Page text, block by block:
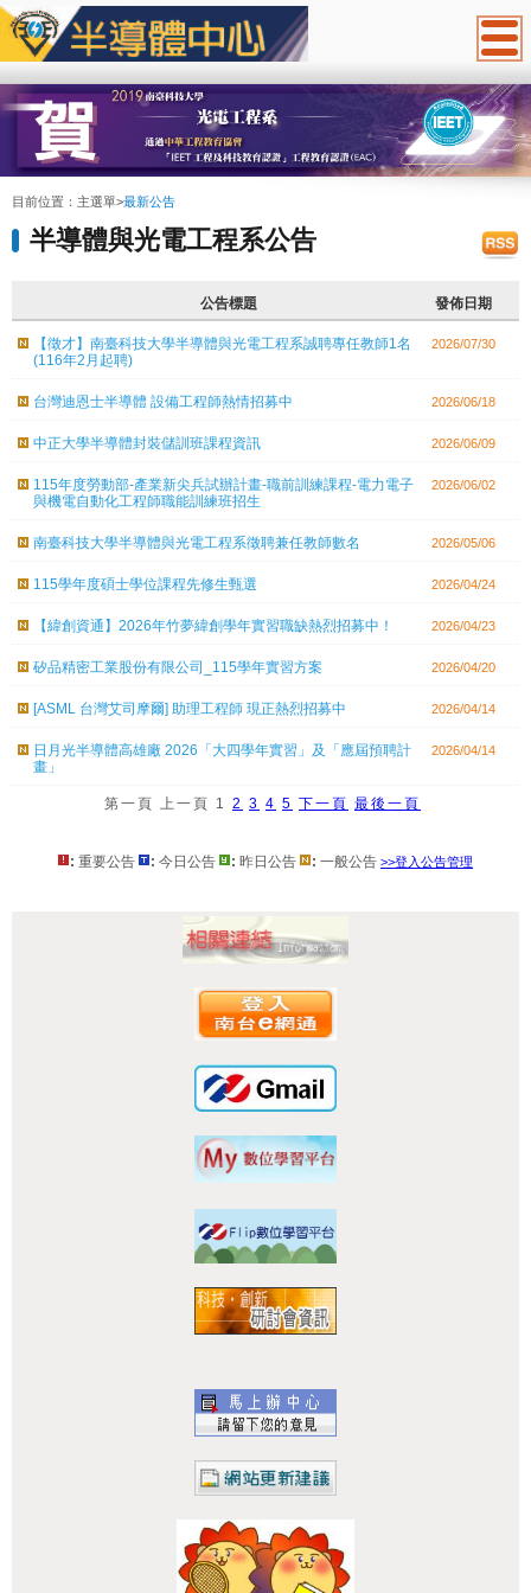
:::
目前位置： 主選單>最新公告
半導體與光電工程系公告
公告標題 發佈日期
【徵才】南臺科技大學半導體與光電工程系誠聘專任教師1名
(116年2月起聘)
2026/07/30
台灣迪恩士半導體 設備工程師熱情招募中 2026/06/18
中正大學半導體封裝儲訓班課程資訊 2026/06/09
115年度勞動部-產業新尖兵試辦計畫-職前訓練課程-電力電子
與機電自動化工程師職能訓練班招生
2026/06/02
南臺科技⼤學半導體與光電⼯程系徵聘兼任教師數名 2026/05/06
115學年度碩士學位課程先修生甄選 2026/04/24
【緯創資通】2026年竹夢緯創學年實習職缺熱烈招募中！ 2026/04/23
矽品精密工業股份有限公司_115學年實習方案 2026/04/20
[ASML 台灣艾司摩爾] 助理工程師 現正熱烈招募中 2026/04/14
日月光半導體高雄廠 2026「大四學年實習」及「應屆預聘計
畫」
2026/04/14
第一頁 上一頁 1 2 3 4 5 下一頁 最後一頁
: 重要公告 : 今日公告 : 昨日公告 : 一般公告 >>登入公告管理